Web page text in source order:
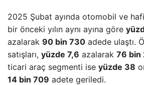
2025 Şubat ayında otomobil ve
bir önceki yılın aynı ayına göre
azalarak 90 bin 730 adede ulaştı.
satışları, yüzde 7,6 azalarak 76 bin
ticari araç segmenti ise yüzde 38
14 bin 709 adete geriledi.